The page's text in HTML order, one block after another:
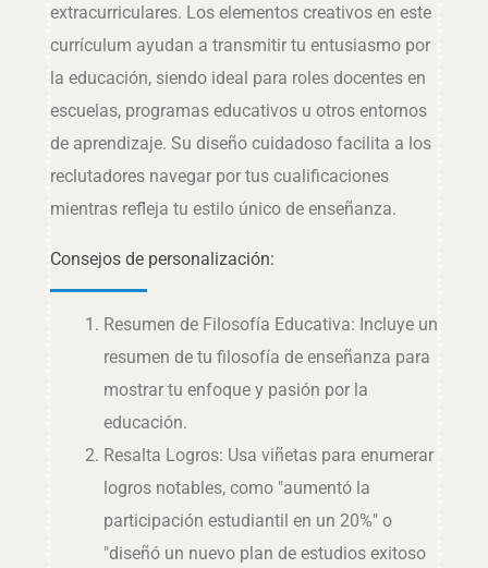
extracurriculares. Los elementos creativos en este
currículum ayudan a transmitir tu entusiasmo por
la educación, siendo ideal para roles docentes en
escuelas, programas educativos u otros entornos
de aprendizaje. Su diseño cuidadoso facilita a los
reclutadores navegar por tus cualificaciones
mientras refleja tu estilo único de enseñanza.
Consejos de personalización:
Resumen de Filosofía Educativa: Incluye un
resumen de tu filosofía de enseñanza para
mostrar tu enfoque y pasión por la
educación.
Resalta Logros: Usa viñetas para enumerar
logros notables, como "aumentó la
participación estudiantil en un 20%" o
"diseñó un nuevo plan de estudios exitoso